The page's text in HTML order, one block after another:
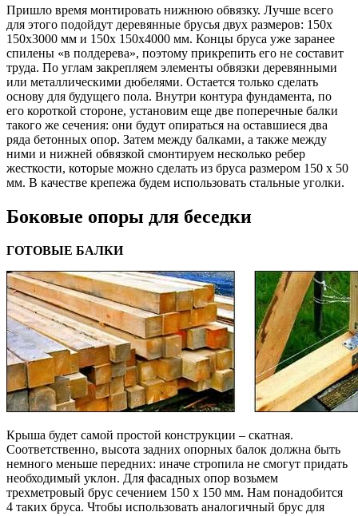
Пришло время монтировать нижнюю обвязку. Лучше всего
для этого подойдут деревянные брусья двух размеров: 150х
150х3000 мм и 150х 150х4000 мм. Концы бруса уже заранее
спилены «в полдерева», поэтому прикрепить его не составит
труда. По углам закрепляем элементы обвязки деревянными
или металлическими дюбелями. Остается только сделать
основу для будущего пола. Внутри контура фундамента, по
его короткой стороне, установим еще две поперечные балки
такого же сечения: они будут опираться на оставшиеся два
ряда бетонных опор. Затем между балками, а также между
ними и нижней обвязкой смонтируем несколько ребер
жесткости, которые можно сделать из бруса размером 150 х 50
мм. В качестве крепежа будем использовать стальные уголки.
Боковые опоры для беседки
ГОТОВЫЕ БАЛКИ
Крыша будет самой простой конструкции – скатная.
Соответственно, высота задних опорных балок должна быть
немного меньше передних: иначе стропила не смогут придать
необходимый уклон. Для фасадных опор возьмем
трехметровый брус сечением 150 х 150 мм. Нам понадобится
4 таких бруса. Чтобы использовать аналогичный брус для